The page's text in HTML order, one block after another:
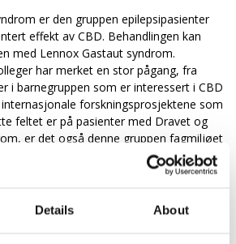
Details About
er den gruppen epilepsipasienter
effekt av CBD. Behandlingen kan
med Lennox Gastaut syndrom.
har merket en stor pågang, fra
i barnegruppen som er interessert i CBD
forskningsprosjektene som
feltet er på pasienter med Dravet og
er det også denne gruppen fagmiljøet
å utrede om det norske helsevesenet
nye medisinen. Selv om medisinen
mirakelkur. Denne medisinen har fått
andre nye medisiner, fordi det er noe